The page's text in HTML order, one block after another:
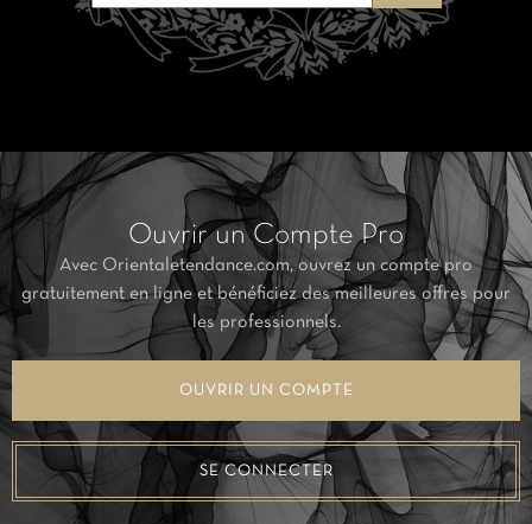
Ouvrir un Compte Pro
Avec Orientaletendance.com, ouvrez un compte pro
gratuitement en ligne et bénéficiez des meilleures offres pour
les professionnels.
OUVRIR UN COMPTE
SE CONNECTER